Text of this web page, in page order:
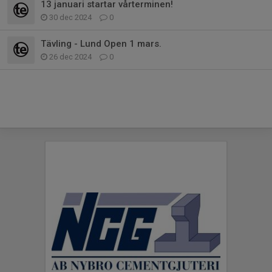
13 januari startar vårterminen!
30 dec 2024 0
Tävling - Lund Open 1 mars.
26 dec 2024 0